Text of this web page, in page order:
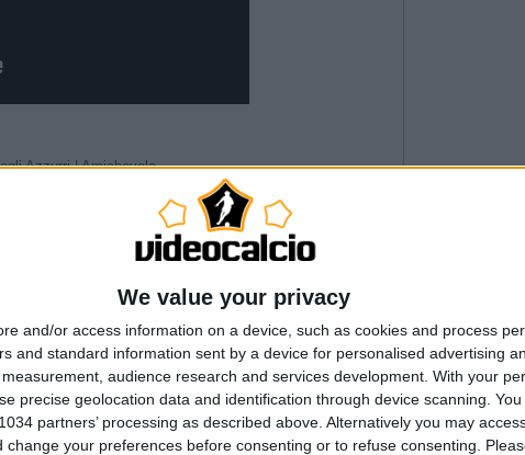
We value your privacy
and/or access information on a device, such as cookies and process
and standard information sent by a device for personalised advertising
audience research and services development. With your
precise geolocation data and identification through device scanning.
partners’ processing as described above. Alternatively you may
your preferences before consenting or to refuse consenting.
Azzurri | Amichevole
E FERRÈ: QUARTA PUNTATA!
Italia
2012
2019
Fiorentina
Juventus Lazio
2026 Napoli
Roma
WorldCup2026